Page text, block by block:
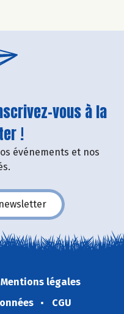
vous à la
!
événements et nos
Mentions légales
CGU